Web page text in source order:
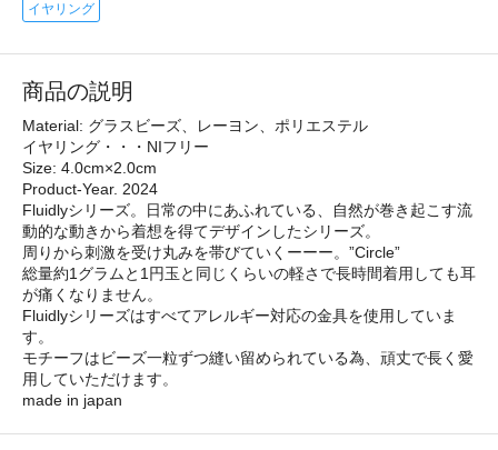
イヤリング
商品の説明
Material: グラスビーズ、レーヨン、ポリエステル
イヤリング・・・NIフリー
Size: 4.0cm×2.0cm
Product-Year. 2024
Fluidlyシリーズ。日常の中にあふれている、自然が巻き起こす流
動的な動きから着想を得てデザインしたシリーズ。
周りから刺激を受け丸みを帯びていくーーー。”Circle”
総量約1グラムと1円玉と同じくらいの軽さで長時間着用しても耳
が痛くなりません。
Fluidlyシリーズはすべてアレルギー対応の金具を使用していま
す。
モチーフはビーズ一粒ずつ縫い留められている為、頑丈で長く愛
用していただけます。
made in japan